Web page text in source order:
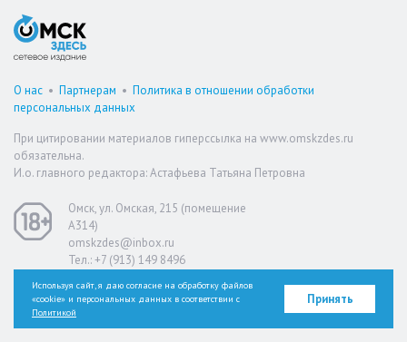
О нас • Партнерам • Политика в отношении обработки
персональных данных
При цитировании материалов гиперссылка на www.omskzdes.ru
обязательна.
И.о. главного редактора: Астафьева Татьяна Петровна
Омск, ул. Омская, 215 (помещение
А314)
omskzdes@inbox.ru
Тел.: +7 (913) 149 8496
Версия для слабовидящих
Используя сайт, я даю согласие на обработку файлов
«cookie» и персональных данных в соответствии с
Политикой
Принять